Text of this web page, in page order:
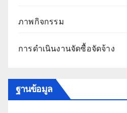
ภาพกิจกรรม
การดำเนินงานจัดซื้อจัดจ้าง
ฐานข้อมูล